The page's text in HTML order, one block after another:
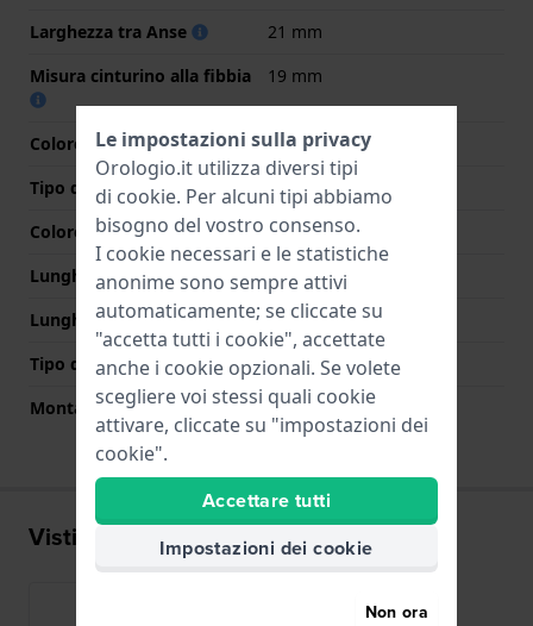
Larghezza tra Anse
21 mm
Misura cinturino alla fibbia
19 mm
Colore cinturino
Grigio
Tipo di chiusura
Nessuno
Colore Chiusura
N/D
Lunghezza Parte Superiore
90 mm
Lunghezza Parte Inferiore
90 mm
Tipo di montatura
Perni a molla
Montatura dritta
No
Visti di recente
Le impostazioni sulla privacy
Orologio.it utilizza diversi tipi
di cookie. Per alcuni tipi abbiamo
bisogno del vostro consenso.
I cookie necessari e le statistiche
anonime sono sempre attivi
automaticamente; se cliccate su
"accetta tutti i cookie", accettate
anche i cookie opzionali. Se volete
scegliere voi stessi quali cookie
attivare, cliccate su "impostazioni dei
cookie".
Accettare tutti
Impostazioni dei cookie
Non ora